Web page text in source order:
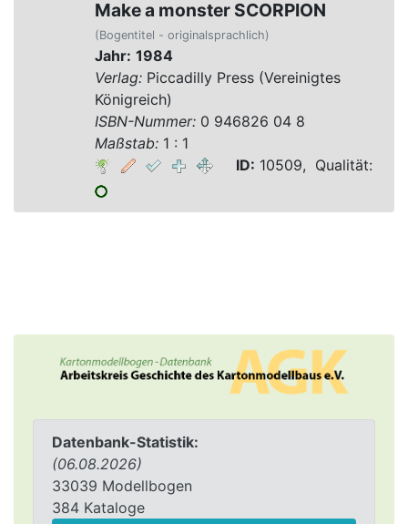
Datenbank-Statistik:
(06.08.2026)
33039 Modellbogen
384 Kataloge
Make a monster SCORPION
(Bogentitel - originalsprachlich)
Jahr: 1984
Verlag:Piccadilly Press (Vereinigtes
Königreich)
ISBN-Nummer:0 946826 04 8
Maßstab:1 : 1
ID: 10509, Qualität: